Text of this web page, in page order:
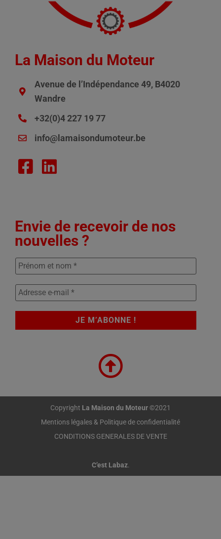
La Maison du Moteur
Avenue de l’Indépendance 49, B4020
Wandre
+32(0)4 227 19 77
info@lamaisondumoteur.be
Envie de recevoir de nos
nouvelles ?
Copyright La Maison du Moteur©2021
Mentions légales & Politique de confidentialité
CONDITIONS GENERALES DE VENTE
C’est Labaz.